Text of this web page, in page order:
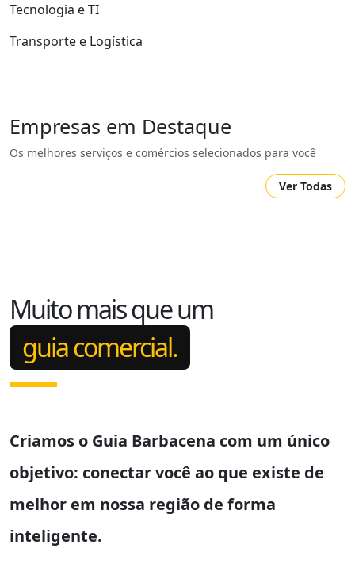
Tecnologia e TI
Transporte e Logística
Empresas em Destaque
Os melhores serviços e comércios selecionados para você
Ver Todas
Muito mais que um
guia comercial.
Criamos o Guia Barbacena com um único
objetivo: conectar você ao que existe de
melhor em nossa região de forma
inteligente.